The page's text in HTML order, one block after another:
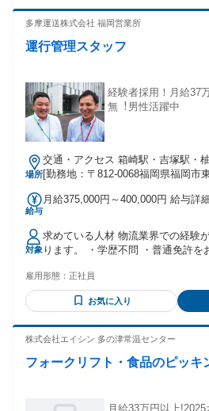
多摩運送株式会社 福岡営業所
運行管理スタッフ
経験者採用！⽉給37
無︕男性活躍中
場所
交通・アクセス 箱崎駅・吉塚駅・
[勤務地：〒812-0068福岡県福岡市
給与
月給375,000円～400,000円 給与
り 1ヶ月あたり8万4040円 〜 8万
月あたり40時間） 固定残業時間を
別途残業代を支給する 【一律手当】 全員に一律で支払われる
通勤・皆勤・家族手当金額：なし
給（規定） ・残業手当
対象
求めている人材 物流業界での経験
ります。 ・学歴不問 ・普通免許をお持ちの方（運送系の資格
方（メールやExcelなど） - ＜以下のような方、歓迎！＞ ・安
定企業で腰を据えて働きたい ・こ
ャリアアップしたい ・常に丁寧で
とを素直に吸収、実践できる ・ミ
スタッフの声＞ ＊以前物流事務の
良い上司・先輩たちの丁寧な指導
雇用形態： 正社員
お気に入り
株式会社エイシン 多の津常温センター
フォークリフト・食品のピッキ
月給33万円以上